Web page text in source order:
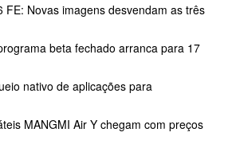
FE: Novas imagens desvendam as três
beta fechado arranca para 17
nativo de aplicações para
MANGMI Air Y chegam com preços